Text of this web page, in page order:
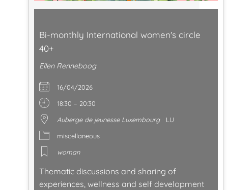
Bi-monthly International women's circle
40+
Ellen Renneboog
16/04/2026
18:30 – 20:30
Auberge de jeunesse Luxembourg
LU
miscellaneous
woman
Thematic discussions and sharing of
experiences, wellness and self development